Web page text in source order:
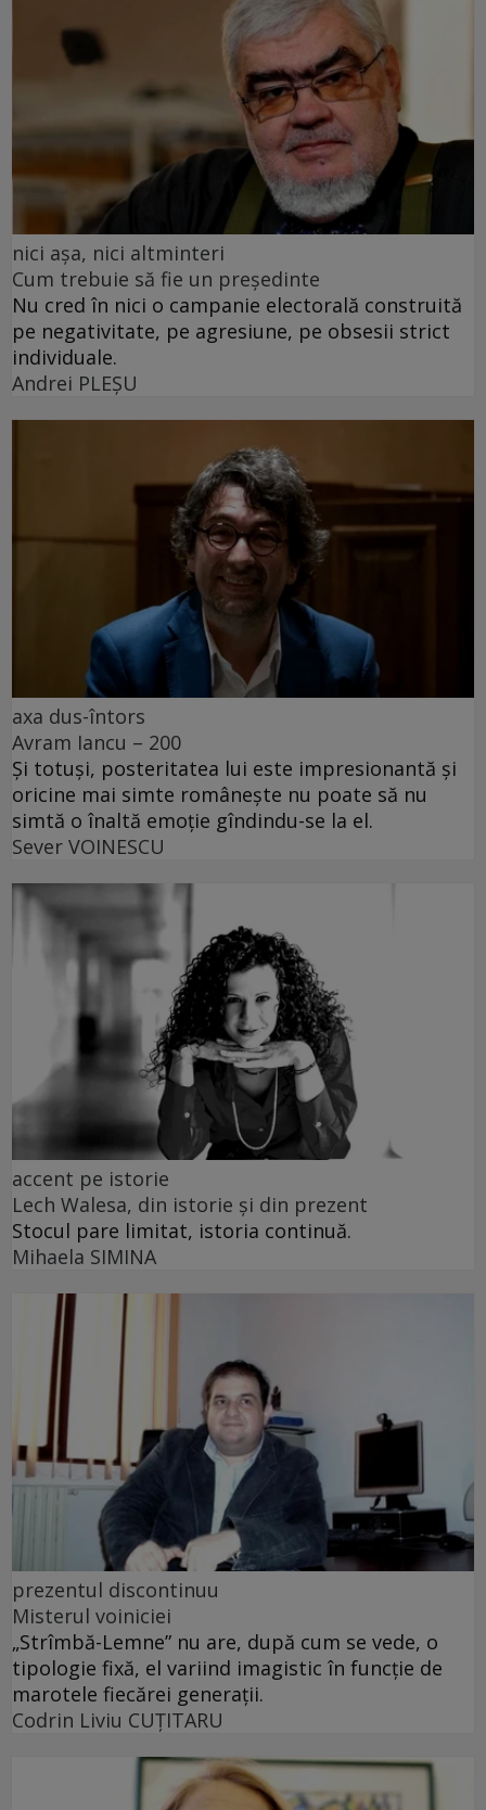
nici așa, nici altminteri
Cum trebuie să fie un președinte
Nu cred în nici o campanie electorală construită
pe negativitate, pe agresiune, pe obsesii strict
individuale.
Andrei PLEŞU
axa dus-întors
Avram Iancu – 200
Și totuși, posteritatea lui este impresionantă și
oricine mai simte românește nu poate să nu
simtă o înaltă emoție gîndindu-se la el.
Sever VOINESCU
accent pe istorie
Lech Walesa, din istorie și din prezent
Stocul pare limitat, istoria continuă.
Mihaela SIMINA
prezentul discontinuu
Misterul voiniciei
„Strîmbă-Lemne” nu are, după cum se vede, o
tipologie fixă, el variind imagistic în funcţie de
marotele fiecărei generaţii.
Codrin Liviu CUŢITARU